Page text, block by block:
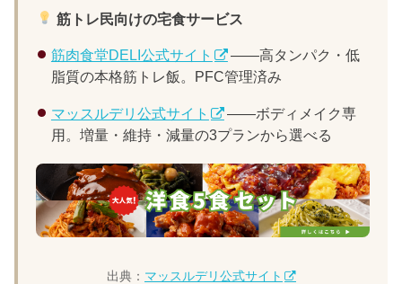
筋トレ民向けの宅食サービス
筋肉食堂DELI公式サイト
——高タンパク・低
脂質の本格筋トレ飯。PFC管理済み
マッスルデリ公式サイト
——ボディメイク専
用。増量・維持・減量の3プランから選べる
出典： マッスルデリ公式サイト